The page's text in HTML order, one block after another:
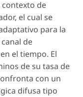
contexto de
el cual se
para la
de
el tiempo. El
de su tasa de
con un
difusa tipo